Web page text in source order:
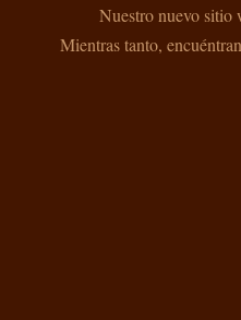
Nuestro nuevo sitio
Mientras tanto,